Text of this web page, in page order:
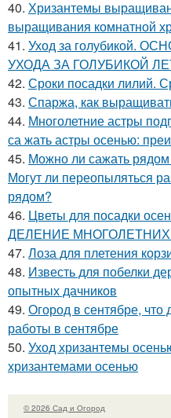
40. Хризантемы
выращивания комнатной
41. Уход за голубикой.
УХОДА ЗА ГОЛУБИКОЙ
42. Сроки посадки лилий.
43. Спаржа, как
44. Многолетние астры
са жать астры осенью:
45. Можно ли сажать рядом
Могут ли переопыляться
рядом?
46. Цветы для посадки
ДЕЛЕНИЕ
47. Лоза для плетения
48. Известь для побелки
опытных дачников
49. Огород в сентябре,
работы в сентябре
50. Уход хризантемы
хризантемами осенью
© 2026 Сад и Огород